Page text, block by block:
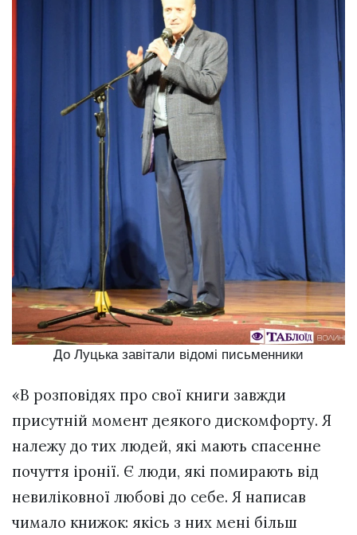
До Луцька завітали відомі письменники
«В розповідях про свої книги завжди
присутній момент деякого дискомфорту. Я
належу до тих людей, які мають спасенне
почуття іронії. Є люди, які помирають від
невиліковної любові до себе. Я написав
чимало книжок: якісь з них мені більш